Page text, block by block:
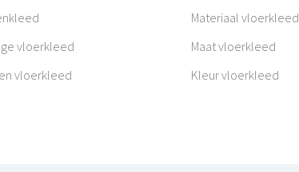
vloerkleed
vloerkleed
Materiaal vloerkleed
Maat vloerkleed
Kleur vloerkleed